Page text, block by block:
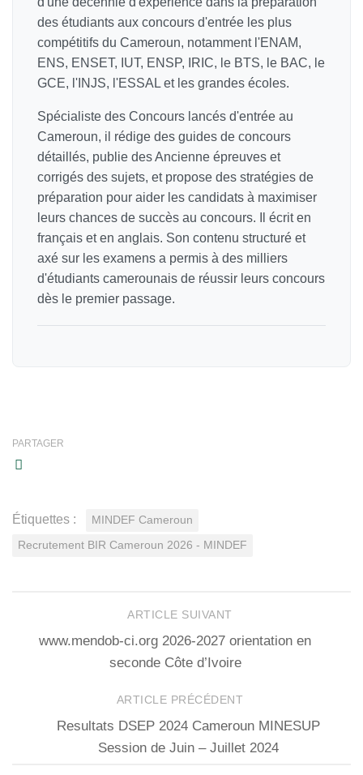
des étudiants aux concours d'entrée les plus
compétitifs du Cameroun, notamment l'ENAM,
ENS, ENSET, IUT, ENSP, IRIC, le BTS, le BAC, le
GCE, l'INJS, l'ESSAL et les grandes écoles.
Spécialiste des Concours lancés d'entrée au
Cameroun, il rédige des guides de concours
détaillés, publie des Ancienne épreuves et
corrigés des sujets, et propose des stratégies de
préparation pour aider les candidats à maximiser
leurs chances de succès au concours. Il écrit en
français et en anglais. Son contenu structuré et
axé sur les examens a permis à des milliers
d'étudiants camerounais de réussir leurs concours
dès le premier passage.
PARTAGER
Étiquettes : MINDEF Cameroun
Recrutement BIR Cameroun 2026 - MINDEF
ARTICLE SUIVANT
www.mendob-ci.org 2026-2027 orientation en
seconde Côte d’Ivoire
ARTICLE PRÉCÉDENT
Resultats DSEP 2024 Cameroun MINESUP
Session de Juin – Juillet 2024